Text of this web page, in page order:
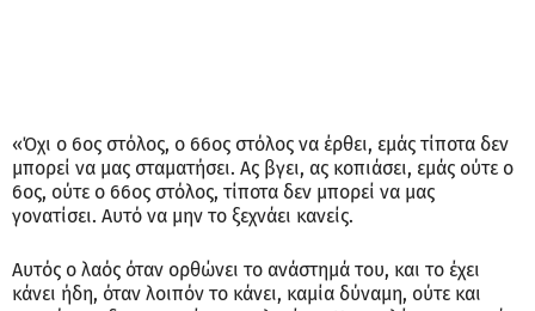
«Όχι ο 6ος στόλος, ο 66ος στόλος να έρθει, εμάς τίποτα δεν
μπορεί να μας σταματήσει. Ας βγει, ας κοπιάσει, εμάς ούτε ο
6ος, ούτε ο 66ος στόλος, τίποτα δεν μπορεί να μας
γονατίσει. Αυτό να μην το ξεχνάει κανείς.
Αυτός ο λαός όταν ορθώνει το ανάστημά του, και το έχει
κάνει ήδη, όταν λοιπόν το κάνει, καμία δύναμη, ούτε και